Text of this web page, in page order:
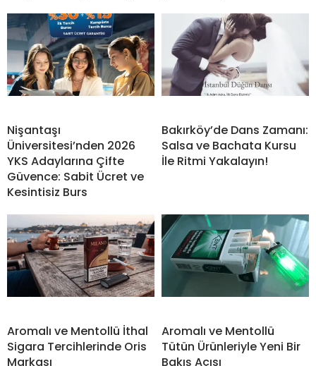
Nişantaşı
Üniversitesi’nden 2026
YKS Adaylarına Çifte
Güvence: Sabit Ücret ve
Kesintisiz Burs
Bakırköy’de Dans Zamanı:
Salsa ve Bachata Kursu
İle Ritmi Yakalayın!
Aromalı ve Mentollü İthal
Sigara Tercihlerinde Oris
Markası
Aromalı ve Mentollü
Tütün Ürünleriyle Yeni Bir
Bakış Açısı